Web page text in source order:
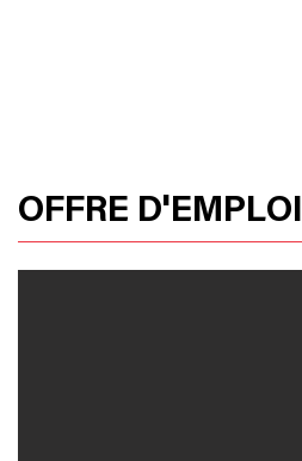
OFFRE